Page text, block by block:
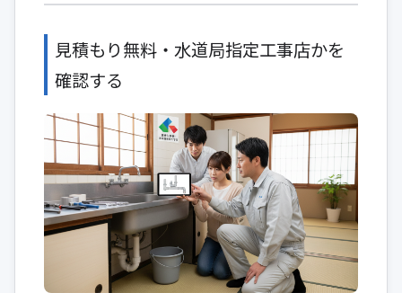
見積もり無料・水道局指定工事店かを
確認する